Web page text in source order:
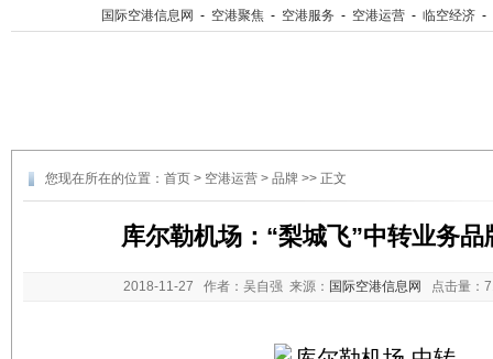
国际空港信息网 - 空港聚焦 - 空港服务 - 空港运营 - 临空经济 -
您现在所在的位置： 首页 > 空港运营 > 品牌 >> 正文
库尔勒机场：“梨城飞”中转业务品
2018-11-27 作者：吴自强 来源： 国际空港信息网 点击量：